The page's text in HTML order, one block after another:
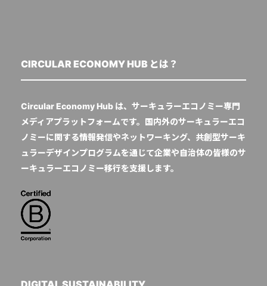
CIRCULAR ECONOMY HUB とは？
Circular Economy Hub は、サーキュラーエコノミー専門
メディアプラットフォームです。国内外のサーキュラーエコ
ノミーに関する情報発信やネットワーキング、共創型サーキ
ュラーデザインプログラムを通じて企業や自治体の皆様のサ
ーキュラーエコノミー移行を支援します。